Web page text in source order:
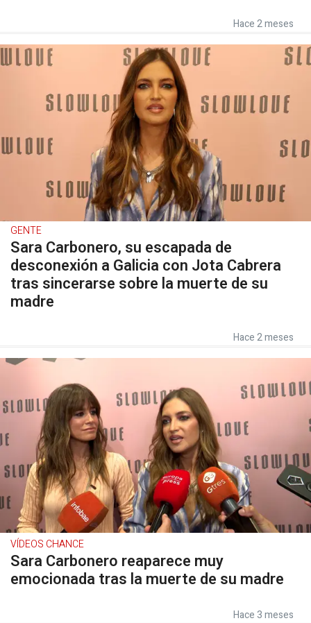
Hace 2 meses
GENTE
Sara Carbonero, su escapada de
desconexión a Galicia con Jota Cabrera
tras sincerarse sobre la muerte de su
madre
Hace 2 meses
VÍDEOS CHANCE
Sara Carbonero reaparece muy
emocionada tras la muerte de su madre
Hace 3 meses